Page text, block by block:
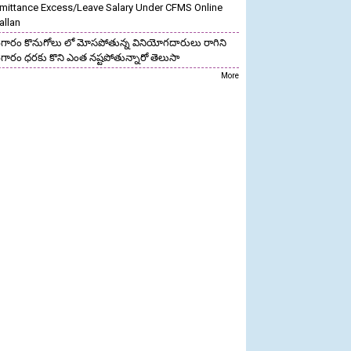
Excess/Leave Salary Under CFMS Online
కొనుగోలు లో మోసపోతున్న వినియోగదారులు రాగిని
ధరకు కొని ఎంత నష్టపోతున్నారో తెలుసా
More